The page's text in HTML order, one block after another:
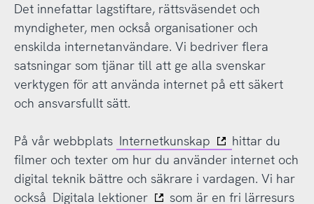
Det innefattar lagstiftare, rättsväsendet och
myndigheter, men också organisationer och
enskilda internetanvändare. Vi bedriver flera
satsningar som tjänar till att ge alla svenskar
verktygen för att använda internet på ett säkert
och ansvarsfullt sätt.
På vår webbplats Internetkunskap
hittar du
filmer och texter om hur du använder internet och
digital teknik bättre och säkrare i vardagen. Vi har
också Digitala lektioner
som är en fri lärresurs